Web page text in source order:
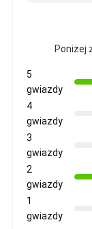
Poniżej
5
gwiazdy
4
gwiazdy
3
gwiazdy
2
gwiazdy
1
gwiazdy